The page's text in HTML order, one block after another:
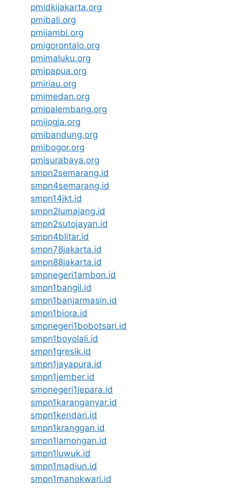
pmidkijakarta.org
pmibali.org
pmijambi.org
pmigorontalo.org
pmimaluku.org
pmipapua.org
pmiriau.org
pmimedan.org
pmipalembang.org
pmijogja.org
pmibandung.org
pmibogor.org
pmisurabaya.org
smpn2semarang.id
smpn4semarang.id
smpn14jkt.id
smpn2lumajang.id
smpn2sutojayan.id
smpn4blitar.id
smpn78jakarta.id
smpn88jakarta.id
smpnegeri1ambon.id
smpn1bangil.id
smpn1banjarmasin.id
smpn1biora.id
smpnegeri1bobotsari.id
smpn1boyolali.id
smpn1gresik.id
smpn1jayapura.id
smpn1jember.id
smpnegeri1jepara.id
smpn1karanganyar.id
smpn1kendari.id
smpn1kranggan.id
smpn1lamongan.id
smpn1luwuk.id
smpn1madiun.id
smpn1manokwari.id